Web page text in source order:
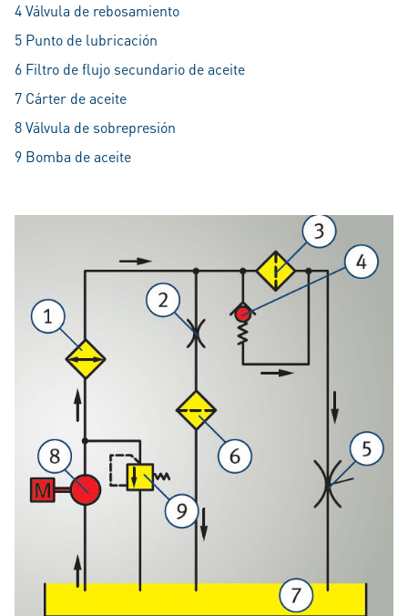
4 Válvula de rebosamiento
5 Punto de lubricación
6 Filtro de flujo secundario de aceite
7 Cárter de aceite
8 Válvula de sobrepresión
9 Bomba de aceite